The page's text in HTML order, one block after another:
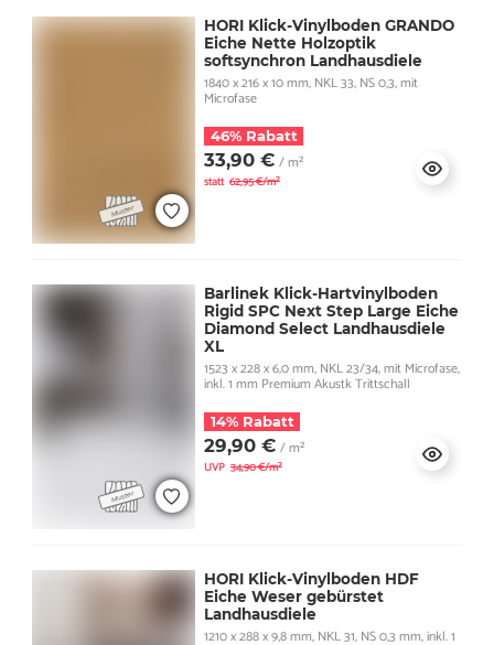
HORI Klick-Vinylboden GRANDO
Eiche Nette Holzoptik
softsynchron Landhausdiele
1840 x 216 x 10 mm, NKL 33, NS 0,3, mit
Microfase
46% Rabatt
33,90 € / m²
statt 62,95 €/m²
Barlinek Klick-Hartvinylboden
Rigid SPC Next Step Large Eiche
Diamond Select Landhausdiele
XL
1523 x 228 x 6,0 mm, NKL 23/34, mit Microfase,
inkl. 1 mm Premium Akustk Trittschall
14% Rabatt
29,90 € / m²
UVP 34,90 €/m²
HORI Klick-Vinylboden HDF
Eiche Weser gebürstet
Landhausdiele
1210 x 288 x 9,8 mm, NKL 31, NS 0,3 mm, inkl. 1